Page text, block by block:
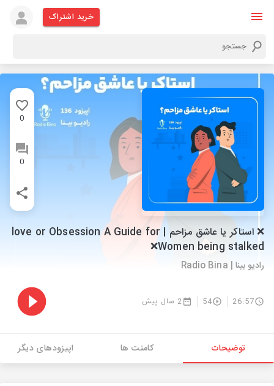
خرید اشتراک
0
0
❌ استاکر یا عاشق مزاحم | love or Obsession A Guide for
Women being stalked❌
رادیو بینا | Radio Bina
26:57
54 2 سال پیش
توضیحات کامنت ها اپیزودهای دیگر